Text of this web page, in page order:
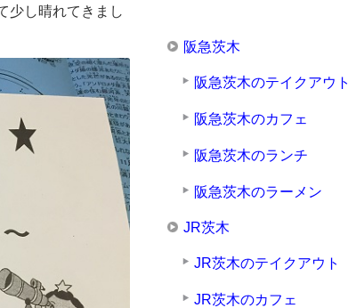
少し晴れてきまし
阪急茨木
阪急茨木のテイクアウト
阪急茨木のカフェ
阪急茨木のランチ
阪急茨木のラーメン
JR茨木
JR茨木のテイクアウト
JR茨木のカフェ